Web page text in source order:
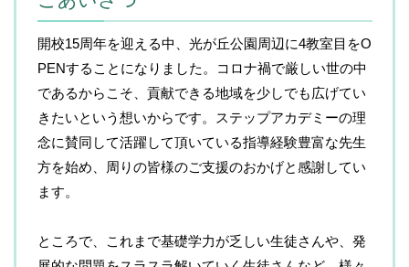
開校15周年を迎える中、光が丘公園周辺に4教室目をO
PENすることになりました。コロナ禍で厳しい世の中
であるからこそ、貢献できる地域を少しでも広げてい
きたいという想いからです。ステップアカデミーの理
念に賛同して活躍して頂いている指導経験豊富な先生
方を始め、周りの皆様のご支援のおかげと感謝してい
ます。
ところで、これまで基礎学力が乏しい生徒さんや、発